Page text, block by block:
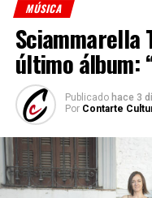
MÚSICA
Sciammarella
último álbum:
Publicado hace 3
Por Contarte